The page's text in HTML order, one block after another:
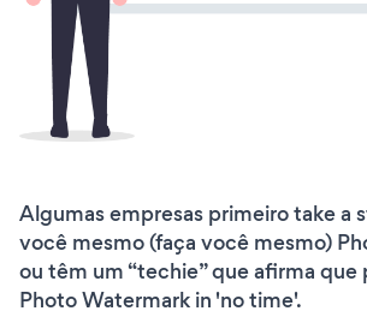
Algumas empresas primeiro take a
você mesmo (faça você mesmo)
ou têm um “techie” que afirma que
Photo Watermark in 'no time'.